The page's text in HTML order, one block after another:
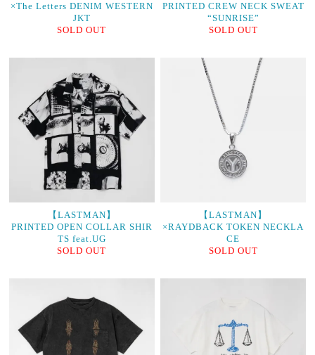
×The Letters DENIM WESTERN
JKT
SOLD OUT
PRINTED CREW NECK SWEAT
“SUNRISE”
SOLD OUT
【LASTMAN】
PRINTED OPEN COLLAR SHIR
TS feat.UG
SOLD OUT
【LASTMAN】
×RAYDBACK TOKEN NECKLA
CE
SOLD OUT